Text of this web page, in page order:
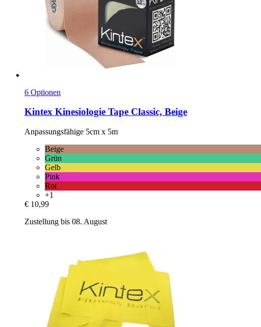
6 Optionen
Kintex Kinesiologie Tape Classic, Beige
Anpassungsfähige 5cm x 5m
Beige
Grün
Gelb
Pink
Rot
+1
€ 10,99
Zustellung bis 08. August